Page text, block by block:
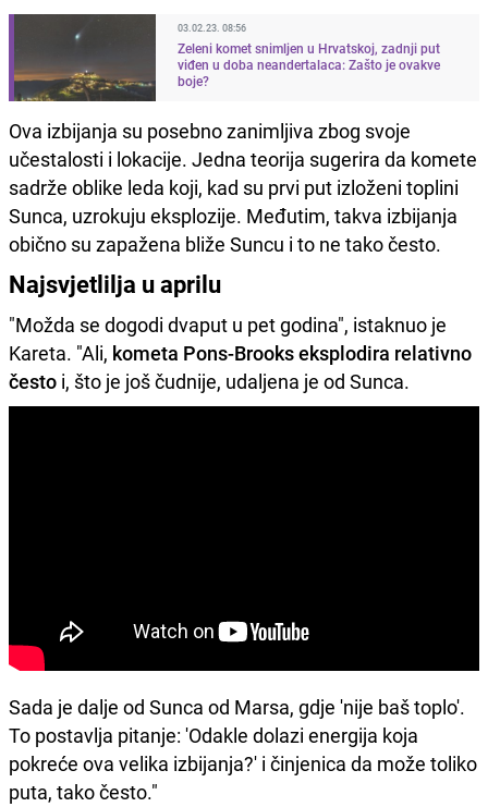
03.02.23. 08:56
Zeleni komet snimljen u Hrvatskoj, zadnji put
viđen u doba neandertalaca: Zašto je ovakve
boje?
Ova izbijanja su posebno zanimljiva zbog svoje
učestalosti i lokacije. Jedna teorija sugerira da komete
sadrže oblike leda koji, kad su prvi put izloženi toplini
Sunca, uzrokuju eksplozije. Međutim, takva izbijanja
obično su zapažena bliže Suncu i to ne tako često.
Najsvjetlilja u aprilu
"Možda se dogodi dvaput u pet godina", istaknuo je
Kareta. "Ali, kometa Pons-Brooks eksplodira relativno
često i, što je još čudnije, udaljena je od Sunca.
Sada je dalje od Sunca od Marsa, gdje 'nije baš toplo'.
To postavlja pitanje: 'Odakle dolazi energija koja
pokreće ova velika izbijanja?' i činjenica da može toliko
puta, tako često."